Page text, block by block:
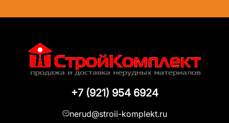
+7 (921) 954 6924
nerud@stroii-komplekt.ru